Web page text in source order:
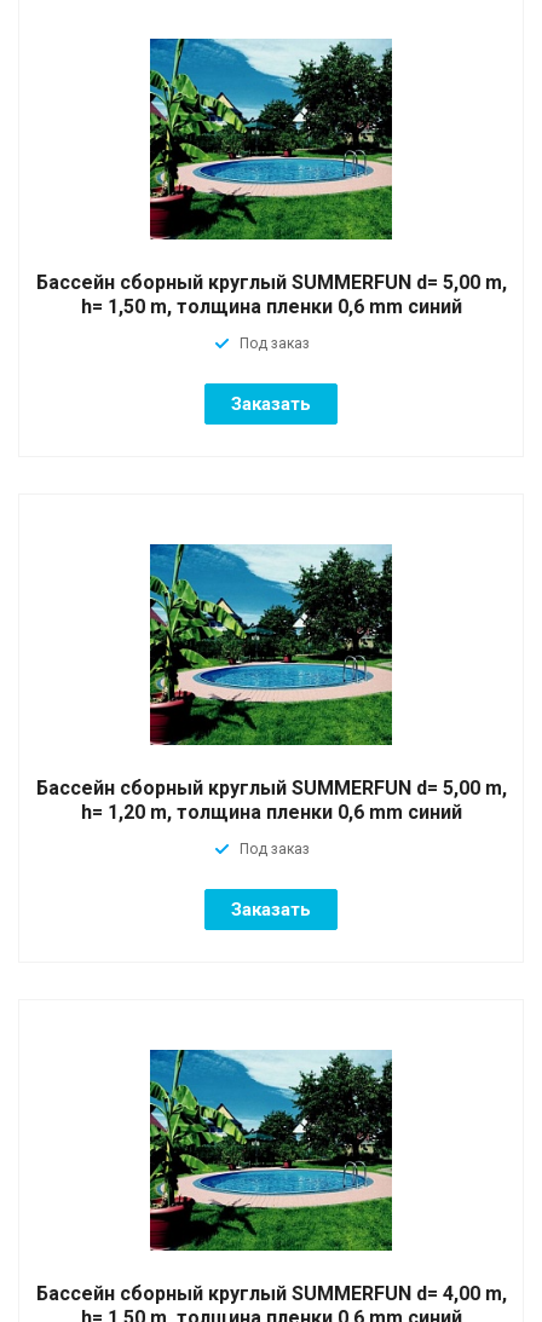
Бассейн сборный круглый SUMMERFUN d= 5,00 m,
h= 1,50 m, толщина пленки 0,6 mm синий
Под заказ
Заказать
Бассейн сборный круглый SUMMERFUN d= 5,00 m,
h= 1,20 m, толщина пленки 0,6 mm синий
Под заказ
Заказать
Бассейн сборный круглый SUMMERFUN d= 4,00 m,